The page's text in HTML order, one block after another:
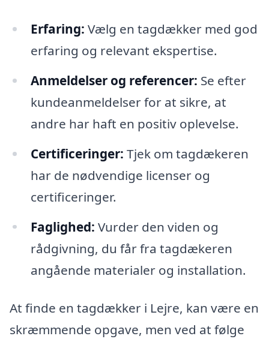
Erfaring: Vælg en tagdækker med god
erfaring og relevant ekspertise.
Anmeldelser og referencer: Se efter
kundeanmeldelser for at sikre, at
andre har haft en positiv oplevelse.
Certificeringer: Tjek om tagdækeren
har de nødvendige licenser og
certificeringer.
Faglighed: Vurder den viden og
rådgivning, du får fra tagdækeren
angående materialer og installation.
At finde en tagdækker i Lejre, kan være en
skræmmende opgave, men ved at følge